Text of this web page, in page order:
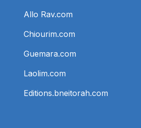
Allo Rav.com
Chiourim.com
Guemara.com
Laolim.com
Editions.bneitorah.com